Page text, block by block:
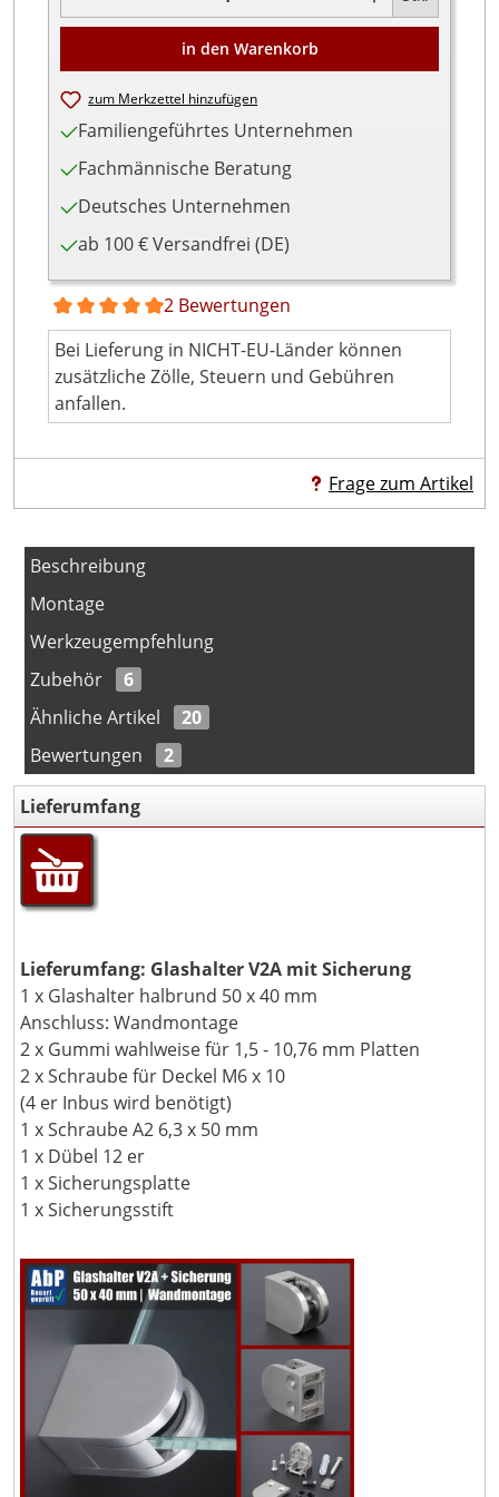
in den Warenkorb
zum Merkzettel hinzufügen
Familiengeführtes Unternehmen
Fachmännische Beratung
Deutsches Unternehmen
ab 100 € Versandfrei (DE)
Durchschnittliche Bewertung von 5 von 5 Sternen
2 Bewertungen
Bei Lieferung in NICHT-EU-Länder können
zusätzliche Zölle, Steuern und Gebühren
anfallen.
Frage zum Artikel
Beschreibung
Montage
Werkzeugempfehlung
Zubehör
6
Ähnliche Artikel
20
Bewertungen
2
Lieferumfang
Lieferumfang: Glashalter V2A mit Sicherung
1 x Glashalter halbrund 50 x 40 mm
Anschluss: Wandmontage
2 x Gummi wahlweise für 1,5 - 10,76 mm Platten
2 x Schraube für Deckel M6 x 10
(4 er Inbus wird benötigt)
1 x Schraube A2 6,3 x 50 mm
1 x Dübel 12 er
1 x Sicherungsplatte
1 x Sicherungsstift